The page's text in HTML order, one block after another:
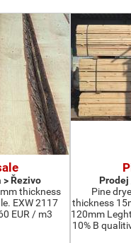
> Řezivo
thickness
EXW 2117
EUR / m3
Prodej
Pine
thickness
120mm
10% B